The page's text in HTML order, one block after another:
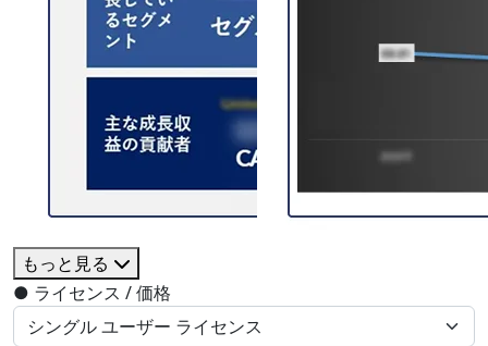
もっと見る
● ライセンス / 価格